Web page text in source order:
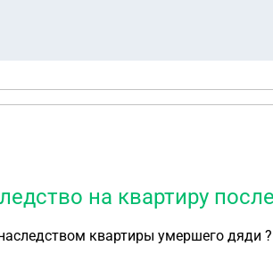
на квартиру
квартиры умершего дяди ?